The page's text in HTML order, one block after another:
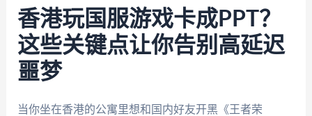
香港玩国服游戏卡成PPT？
这些关键点让你告别高延迟
噩梦
当你坐在香港的公寓里想和国内好友开黑《王者荣